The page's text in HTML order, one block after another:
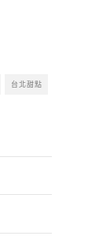
台北甜點